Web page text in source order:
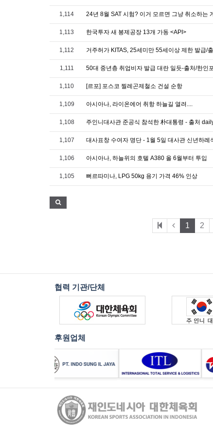
1,114 24년 8월 SAT 시험? 이거 모르면 그냥 취소하는
1,113 한국투자 새 봉제공장 13개 가동 <API>
1,112 거주허가 KITAS, 25세미만 55세이상 제한 발급/
1,111 50대 중년층 취업비자 발급 대란 일듯-출처/한인
1,110 [르포] 포스코 찔레곤제철소 건설 순항
1,109 아시아나, 라이온에어 취항 하늘길 열려....
1,108 주인니대사관 준공식 참석한 朴대통령 - 출처
1,107 대사표창 수여자 명단 - 1월 5일 대사관 신년하례
1,106 아시아나, 하늘위의 호텔 A380 올 6월부터 투입
1,105 뻐르따미나, LPG 50kg 용기 가격 46% 인상
1 2
협력 기관/단체
후원업체